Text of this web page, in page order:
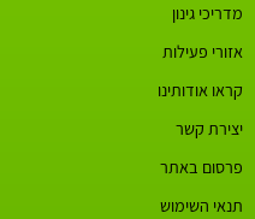
מדריכי גינון
אזורי פעילות
קראו אודותינו
יצירת קשר
פרסום באתר
תנאי השימוש